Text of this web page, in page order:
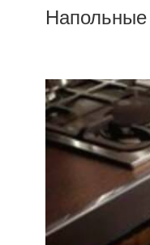
Напольные